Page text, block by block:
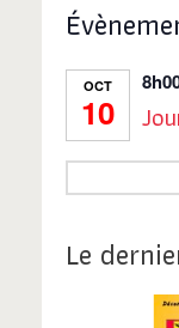
OCT
10
Le